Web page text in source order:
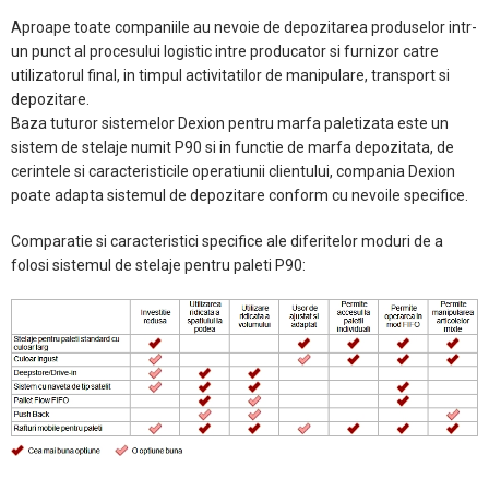
Aproape toate companiile au nevoie de depozitarea produselor intr-
un punct al procesului logistic intre producator si furnizor catre
utilizatorul final, in timpul activitatilor de manipulare, transport si
depozitare.
Baza tuturor sistemelor Dexion pentru marfa paletizata este un
sistem de stelaje numit P90 si in functie de marfa depozitata, de
cerintele si caracteristicile operatiunii clientului, compania Dexion
poate adapta sistemul de depozitare conform cu nevoile specifice.
Comparatie si caracteristici specifice ale diferitelor moduri de a
folosi sistemul de stelaje pentru paleti P90: